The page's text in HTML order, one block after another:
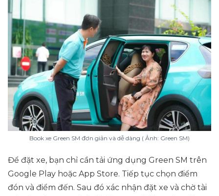
Book xe Green SM đơn giản và dễ dàng ( Ảnh: Green SM)
Để đặt xe, bạn chỉ cần tải ứng dụng Green SM trên
Google Play hoặc App Store. Tiếp tục chọn điểm
đón và điểm đến. Sau đó xác nhận đặt xe và chờ tài